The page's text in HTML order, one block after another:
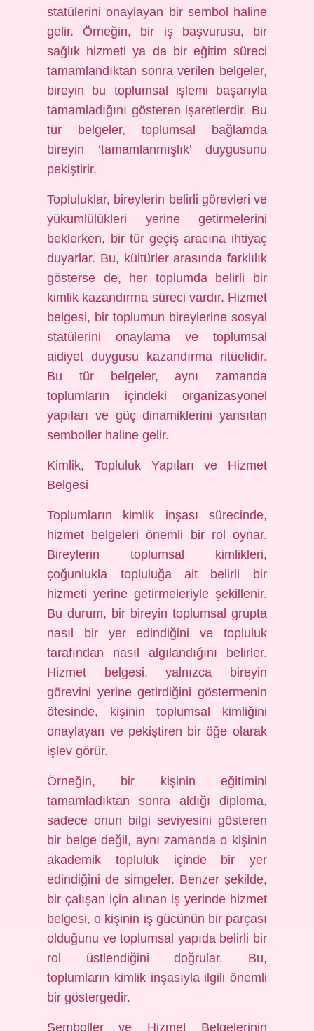
statülerini onaylayan bir sembol haline
gelir. Örneğin, bir iş başvurusu, bir
sağlık hizmeti ya da bir eğitim süreci
tamamlandıktan sonra verilen belgeler,
bireyin bu toplumsal işlemi başarıyla
tamamladığını gösteren işaretlerdir. Bu
tür belgeler, toplumsal bağlamda
bireyin ‘tamamlanmışlık’ duygusunu
pekiştirir.
Topluluklar, bireylerin belirli görevleri ve
yükümlülükleri yerine getirmelerini
beklerken, bir tür geçiş aracına ihtiyaç
duyarlar. Bu, kültürler arasında farklılık
gösterse de, her toplumda belirli bir
kimlik kazandırma süreci vardır. Hizmet
belgesi, bir toplumun bireylerine sosyal
statülerini onaylama ve toplumsal
aidiyet duygusu kazandırma ritüelidir.
Bu tür belgeler, aynı zamanda
toplumların içindeki organizasyonel
yapıları ve güç dinamiklerini yansıtan
semboller haline gelir.
Kimlik, Topluluk Yapıları ve Hizmet
Belgesi
Toplumların kimlik inşası sürecinde,
hizmet belgeleri önemli bir rol oynar.
Bireylerin toplumsal kimlikleri,
çoğunlukla topluluğa ait belirli bir
hizmeti yerine getirmeleriyle şekillenir.
Bu durum, bir bireyin toplumsal grupta
nasıl bir yer edindiğini ve topluluk
tarafından nasıl algılandığını belirler.
Hizmet belgesi, yalnızca bireyin
görevini yerine getirdiğini göstermenin
ötesinde, kişinin toplumsal kimliğini
onaylayan ve pekiştiren bir öğe olarak
işlev görür.
Örneğin, bir kişinin eğitimini
tamamladıktan sonra aldığı diploma,
sadece onun bilgi seviyesini gösteren
bir belge değil, aynı zamanda o kişinin
akademik topluluk içinde bir yer
edindiğini de simgeler. Benzer şekilde,
bir çalışan için alınan iş yerinde hizmet
belgesi, o kişinin iş gücünün bir parçası
olduğunu ve toplumsal yapıda belirli bir
rol üstlendiğini doğrular. Bu,
toplumların kimlik inşasıyla ilgili önemli
bir göstergedir.
Semboller ve Hizmet Belgelerinin